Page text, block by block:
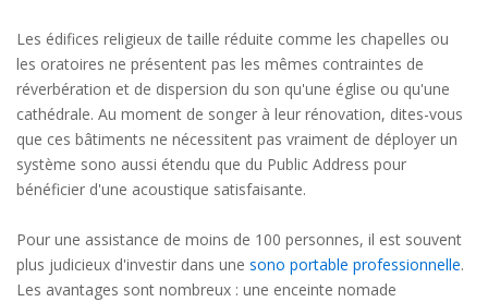
Les édifices religieux de taille réduite comme les chapelles ou
les oratoires ne présentent pas les mêmes contraintes de
réverbération et de dispersion du son qu'une église ou qu'une
cathédrale. Au moment de songer à leur rénovation, dites-vous
que ces bâtiments ne nécessitent pas vraiment de déployer un
système sono aussi étendu que du Public Address pour
bénéficier d'une acoustique satisfaisante.
Pour une assistance de moins de 100 personnes, il est souvent
plus judicieux d'investir dans une sono portable professionnelle.
Les avantages sont nombreux : une enceinte nomade